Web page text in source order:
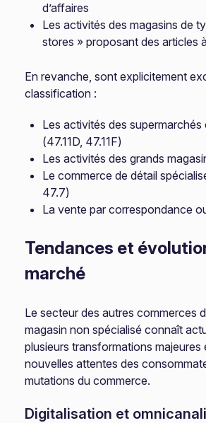
d’affaires
Les activités des magasins de
stores » proposant des articles
En revanche, sont explicitement
classification :
Les activités des
(47.11D, 47.11F)
Les activités des grands
Le commerce de détail
47.7)
La vente par correspondance
Tendances et
marché
Le secteur des autres commerces
magasin non spécialisé connaît
plusieurs transformations majeures
nouvelles attentes des
mutations du commerce.
Digitalisation et